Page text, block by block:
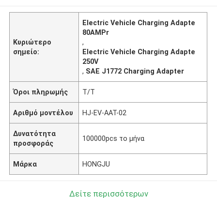
Κυριώτερο
σημείο:
Electric Vehicle Charging Adapte
80AMPr
,
Electric Vehicle Charging Adapte
250V
, SAE J1772 Charging Adapter
Όροι πληρωμής T/T
Αριθμό μοντέλου HJ-EV-AAT-02
Δυνατότητα
προσφοράς
100000pcs το μήνα
Μάρκα HONGJU
Δείτε περισσότερων